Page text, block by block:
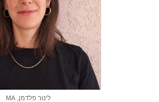
לינור פלדמן, MA